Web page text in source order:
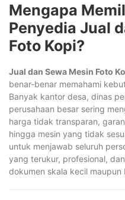
Mengapa
Penyedia Jual
Foto Kopi?
Jual dan Sewa Mesin Foto
benar-benar memahami
Banyak kantor desa, dinas
perusahaan besar sering
harga tidak transparan,
hingga mesin yang tidak
untuk menjawab seluruh
yang terukur, profesional,
dokumen skala kecil maupun